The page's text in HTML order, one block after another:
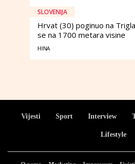
SLOVENIJA
Hrvat (30) poginuo na
se na 1700 metara visine
HINA
Vijesti Sport Interview
Lifestyle